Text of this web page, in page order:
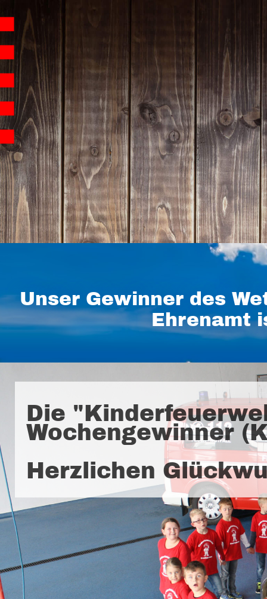
Homepage |
Impressum
Datenschutz
Unser Gewinner des
Ehrenamt
Die
Wochengewinner
Herzlichen